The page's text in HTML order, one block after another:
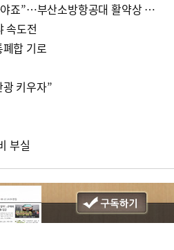
“600km 넘는 하늘길 멀어도 응급환자 있으면 가야죠”…부산소방항공대 활약상 눈길
속도전
합 기로
키우자”
부실